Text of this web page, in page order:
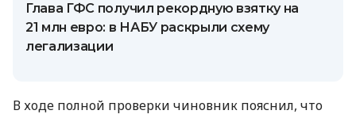
Глава ГФС получил рекордную взятку на
21 млн евро: в НАБУ раскрыли схему
легализации
В ходе полной проверки чиновник пояснил, что